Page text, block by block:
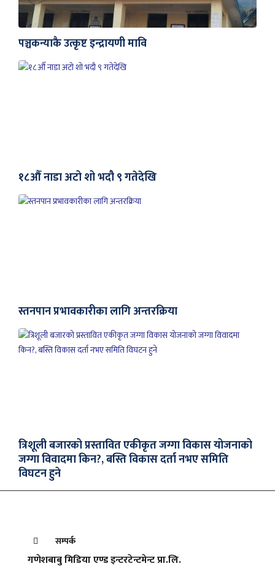
पञ्चकन्याकै उत्कृष्ट इन्द्रायणी मावि
१८औँ नाडा अटो शो भदौ ९ गतेदेखि
स्तनपान प्रभावकारीका लागि अन्तरक्रिया
त्रिशूली बजारको प्रस्तावित एकीकृत जग्गा विकास योजनाको
जग्गा विवादमा किन?, बस्ति विकास दर्ता नभए समिति
विघटन हुने
सम्पर्क
गणेशबाबु मिडिया एण्ड इन्टरटेन्टमेन्ट प्रा.लि.